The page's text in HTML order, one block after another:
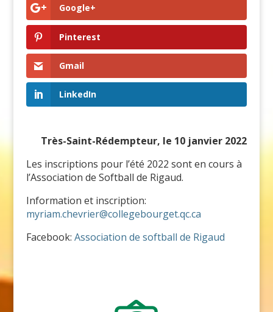
Google+
Pinterest
Gmail
LinkedIn
Très-Saint-Rédempteur, le 10 janvier 2022
Les inscriptions pour l’été 2022 sont en cours à
l’Association de Softball de Rigaud.
Information et inscription:
myriam.chevrier@collegebourget.qc.ca
Facebook: Association de softball de Rigaud